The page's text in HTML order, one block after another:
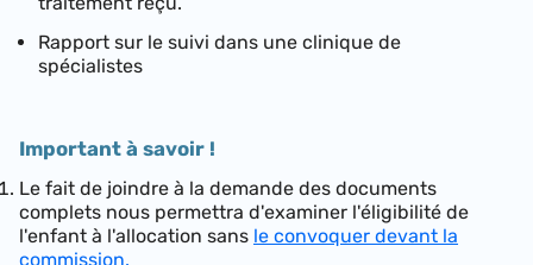
Rapport sur le suivi dans une clinique de
spécialistes
Important à savoir !
Le fait de joindre à la demande des documents
complets nous permettra d'examiner l'éligibilité de
l'enfant à l'allocation sans le convoquer devant la
commission.